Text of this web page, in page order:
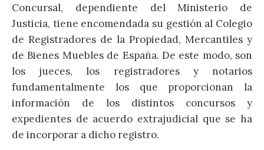
Concursal, dependiente del Ministerio de
Justicia, tiene encomendada su gestión al Colegio
de Registradores de la Propiedad, Mercantiles y
de Bienes Muebles de España. De este modo, son
los jueces, los registradores y notarios
fundamentalmente los que proporcionan la
información de los distintos concursos y
expedientes de acuerdo extrajudicial que se ha
de incorporar a dicho registro.